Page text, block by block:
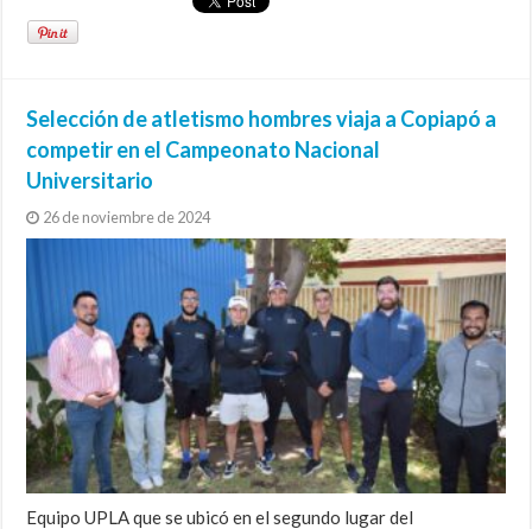
Selección de atletismo hombres viaja a Copiapó a
competir en el Campeonato Nacional
Universitario
26 de noviembre de 2024
Equipo UPLA que se ubicó en el segundo lugar del